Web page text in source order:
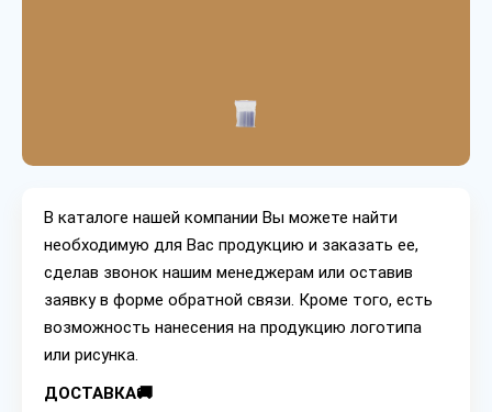
В каталоге нашей компании Вы можете найти
необходимую для Вас продукцию и заказать ее,
сделав звонок нашим менеджерам или оставив
заявку в форме обратной связи. Кроме того, есть
возможность нанесения на продукцию логотипа
или рисунка.
ДОСТАВКА🚚